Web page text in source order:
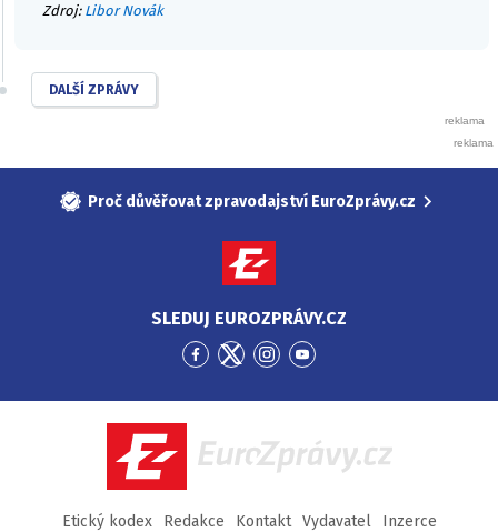
Zdroj: Libor Novák
DALŠÍ ZPRÁVY
Proč důvěřovat zpravodajství EuroZprávy.cz
SLEDUJ EUROZPRÁVY.CZ
Přejít
Facebook
Přejít
Twitter
Přejít
Instagram
Přejít
YouTube
EuroZprávy.cz
Etický kodex Redakce Kontakt Vydavatel Inzerce